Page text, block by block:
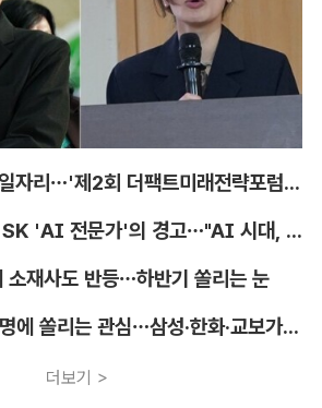
미래를 여는 AI와 일자리…'제2회 더팩트미래전략포럼' 참가 신청
[TF미래전략포럼] SK 'AI 전문가'의 경고…"AI 시대, 인재 격차 더 커진다"
소재사도 반등…하반기 쏠리는 눈
'매각 7수' KDB생명에 쏠리는 관심…삼성·한화·교보가 주목하는 이유
더보기 >